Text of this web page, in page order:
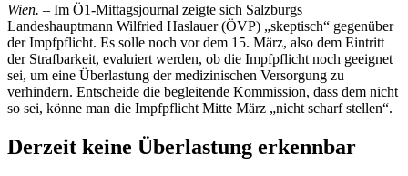
Wien. – Im Ö1-Mittagsjournal zeigte sich Salzburgs
Landeshauptmann Wilfried Haslauer (ÖVP) „skeptisch“ gegenüber
der Impfpflicht. Es solle noch vor dem 15. März, also dem Eintritt
der Strafbarkeit, evaluiert werden, ob die Impfpflicht noch geeignet
sei, um eine Überlastung der medizinischen Versorgung zu
verhindern. Entscheide die begleitende Kommission, dass dem nicht
so sei, könne man die Impfpflicht Mitte März „nicht scharf stellen“.
Derzeit keine Überlastung erkennbar